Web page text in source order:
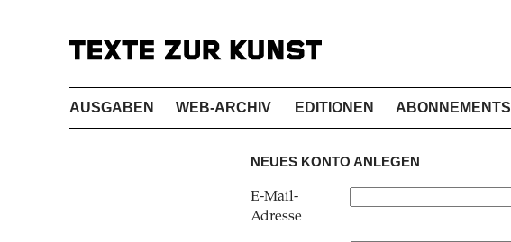
AUSGABEN WEB-ARCHIV EDITIONEN ABONNEMENTS
NEUES KONTO ANLEGEN
E-Mail-
Adresse